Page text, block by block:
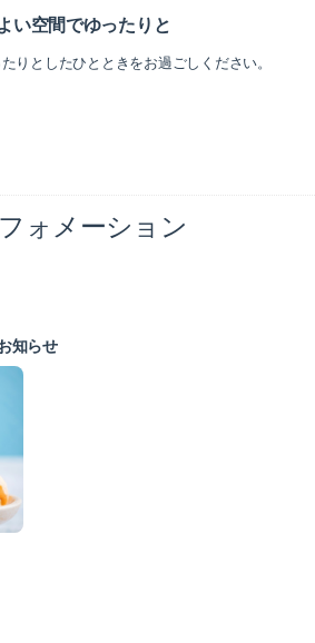
い空間でゆったりと
りとしたひとときをお過ごしください。
ォメーション
知らせ